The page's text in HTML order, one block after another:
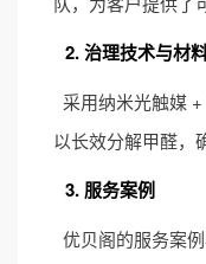
2. 治理技术与材
采用纳米光触媒
以长效分解甲醛，
3. 服务案例
优贝阁的服务案